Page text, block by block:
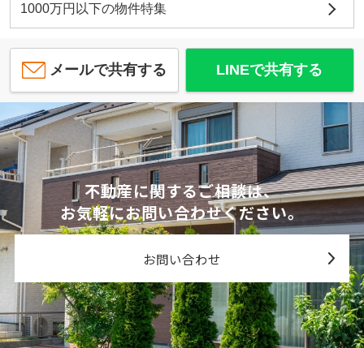
1000万円以下の物件特集
メールで共有する LINEで共有する
不動産に関するご相談は、
お気軽にお問い合わせください。
お問い合わせ